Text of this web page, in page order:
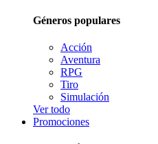
Géneros populares
Acción
Aventura
RPG
Tiro
Simulación
Ver todo
Promociones